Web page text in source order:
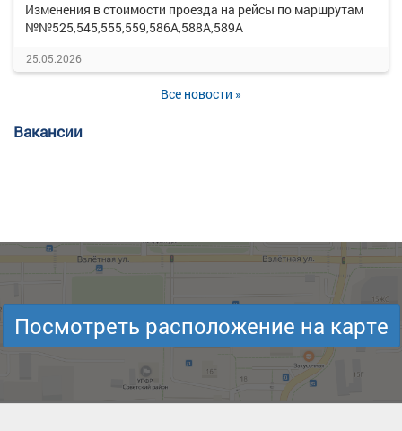
Изменения в стоимости проезда на рейсы по маршрутам
№№525,545,555,559,586А,588А,589А
25.05.2026
Все новости »
Вакансии
Посмотреть расположение на карте